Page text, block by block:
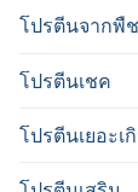
โปรตีนจากพื
โปรตีนเชค
โปรตีนเยอะเ